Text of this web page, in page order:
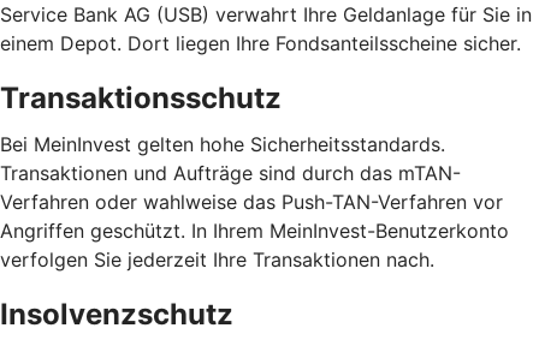
Service Bank AG (USB) verwahrt Ihre Geldanlage für Sie in
einem Depot. Dort liegen Ihre Fondsanteilsscheine sicher.
Transaktionsschutz
Bei MeinInvest gelten hohe Sicherheitsstandards.
Transaktionen und Aufträge sind durch das mTAN-
Verfahren oder wahlweise das Push-TAN-Verfahren vor
Angriffen geschützt. In Ihrem MeinInvest-Benutzerkonto
verfolgen Sie jederzeit Ihre Transaktionen nach.
Insolvenzschutz